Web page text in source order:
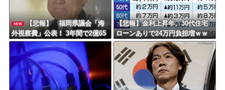
NEW
【悲報】 福岡県議会「海
外視察費」公表！ 3年間で2億65
00万円ｗｗｗｗｗｗｗｗｗ
【悲報】金利上昇年、30代住宅
ローンありで24万円負担増ｗｗ
ｗｗｗｗｗｗｗｗｗｗ